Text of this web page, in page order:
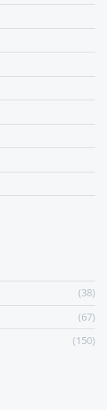
(38)
(67)
(150)